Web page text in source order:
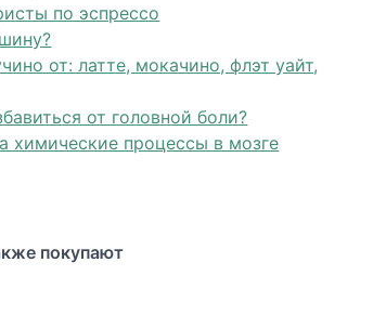
по эспрессо
от: латте, мокачино, флэт уайт,
от головной боли?
химические процессы в мозге
покупают